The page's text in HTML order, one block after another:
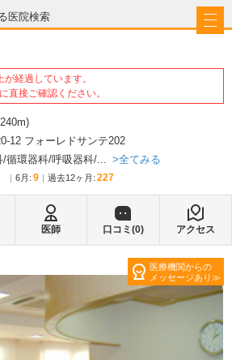
医院検索
経過しています。
直接ご確認ください。
)
12 フォーレドサンテ202
循環器科 呼吸器科 ... 全てみる
6月 : 9 過去12ヶ月: 227
医師 口コミ(0) アクセス
医療機関からの
メッセージあり